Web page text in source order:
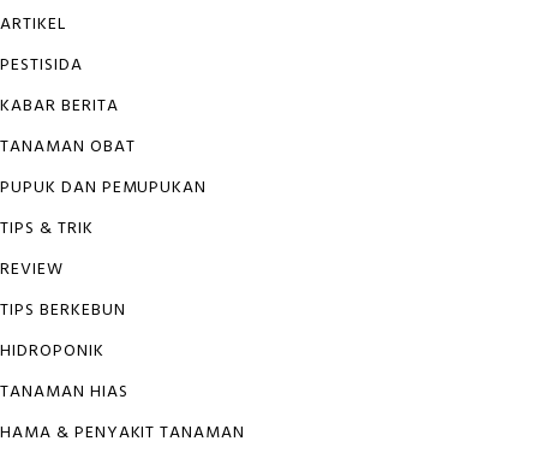
ARTIKEL
PESTISIDA
KABAR BERITA
TANAMAN OBAT
PUPUK DAN PEMUPUKAN
TIPS & TRIK
REVIEW
TIPS BERKEBUN
HIDROPONIK
TANAMAN HIAS
HAMA & PENYAKIT TANAMAN